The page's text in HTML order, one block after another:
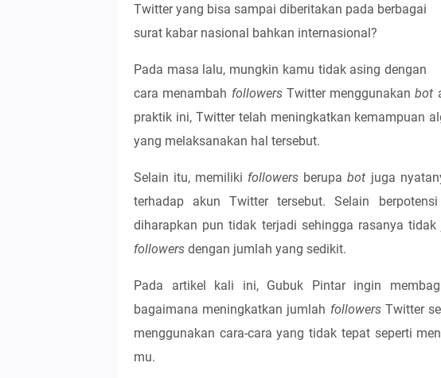
Twitter yang bisa sampai diberitakan pada berbagai
surat kabar nasional bahkan internasional?
Pada masa lalu, mungkin kamu tidak asing dengan
cara menambah followers Twitter menggunakanbot
praktik ini, Twitter telah meningkatkan kemampuan
yang melaksanakan hal tersebut.
Selain itu, memiliki followers berupabot juga
terhadap akun Twitter tersebut. Selain
diharapkan pun tidak terjadi sehingga rasanya
followers dengan jumlah yang sedikit.
Pada artikel kali ini, Gubuk Pintar ingin
bagaimana meningkatkan jumlah followers Twitter
menggunakan cara-cara yang tidak tepat seperti
mu.